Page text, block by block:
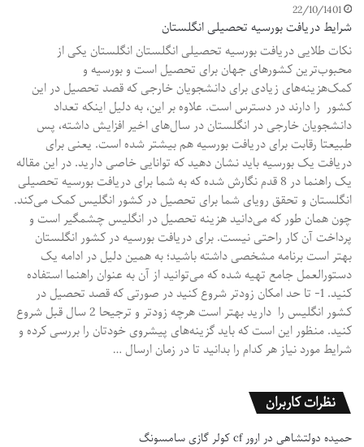
22/10/1401
شرایط دریافت بورسیه تحصیلی انگلستان
نکات طلایی دریافت بورسیه تحصیلی انگلستان انگلستان یکی از
محبوب‌ترین کشورهای جهان برای تحصیل است و بورسیه و
کمک‌هزینه‌های زیادی برای دانشجویان خارجی که قصد تحصیل در این
کشور را دارند در دسترس است. علاوه بر این، به دلیل اینکه تعداد
دانشجویان خارجی در انگلستان در سال‌های اخیر افزایش داشته، پس
طبیعتا رقابت برای دریافت بورسیه هم بیشتر شده است. یعنی برای
دریافت یک بورسیه باید نشان دهید که توانایی خاصی دارید. در این مقاله
یک راهنما در 8 قدم نگارش شده که به شما برای دریافت بورسیه تحصیلی
انگلستان و تحقق رویای شما برای تحصیل در کشور انگلیس کمک می‌کند.
چون همان طور که می‌دانید هزینه تحصیل در انگلیس چشمگیر است و
پرداخت آن کار راحتی نیست. برای دریافت بورسیه در کشور انگلستان
بهتر است برنامه مشخصی داشته باشید؛ به همین دلیل در ادامه یک
دستورالعمل جامع تهیه شده که می‌توانید از آن به عنوان راهنما استفاده
کنید. 1- تا حد امکان زودتر شروع کنید در صورتی که قصد تحصیل در
کشور انگلیس را دارید بهتر است هرچه زودتر و ترجیحا 2 سال قبل شروع
کنید. منظور این است که باید گزینه‌های پیشروی خودتان را بررسی کرده و
شرایط مورد نیاز هر کدام را بدانید تا در زمان ارسال …
نظرات کاربران
حمیده دولتشاهی در ارور cf کولر گازی سامسونگ